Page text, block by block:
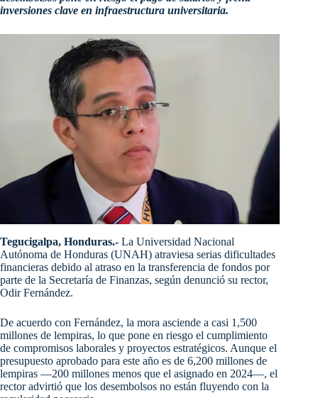
inversiones clave en infraestructura universitaria.
Tegucigalpa, Honduras.- La Universidad Nacional
Autónoma de Honduras (UNAH) atraviesa serias dificultades
financieras debido al atraso en la transferencia de fondos por
parte de la Secretaría de Finanzas, según denunció su rector,
Odir Fernández.
De acuerdo con Fernández, la mora asciende a casi 1,500
millones de lempiras, lo que pone en riesgo el cumplimiento
de compromisos laborales y proyectos estratégicos. Aunque el
presupuesto aprobado para este año es de 6,200 millones de
lempiras —200 millones menos que el asignado en 2024—, el
rector advirtió que los desembolsos no están fluyendo con la